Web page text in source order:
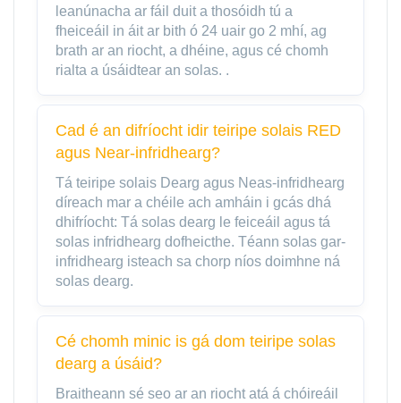
leanúnacha ar fáil duit a thosóidh tú a
fheiceáil in áit ar bith ó 24 uair go 2 mhí, ag
brath ar an riocht, a dhéine, agus cé chomh
rialta a úsáidtear an solas. .
Cad é an difríocht idir teiripe solais RED
agus Near-infridhearg?
Tá teiripe solais Dearg agus Neas-infridhearg
díreach mar a chéile ach amháin i gcás dhá
dhifríocht: Tá solas dearg le feiceáil agus tá
solas infridhearg dofheicthe. Téann solas gar-
infridhearg isteach sa chorp níos doimhne ná
solas dearg.
Cé chomh minic is gá dom teiripe solas
dearg a úsáid?
Braitheann sé seo ar an riocht atá á chóireáil